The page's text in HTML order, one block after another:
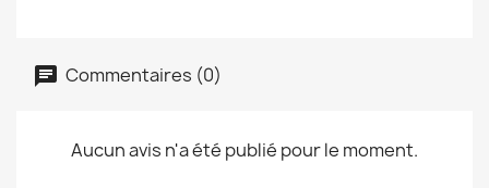
Commentaires (0)
Aucun avis n'a été publié pour le moment.